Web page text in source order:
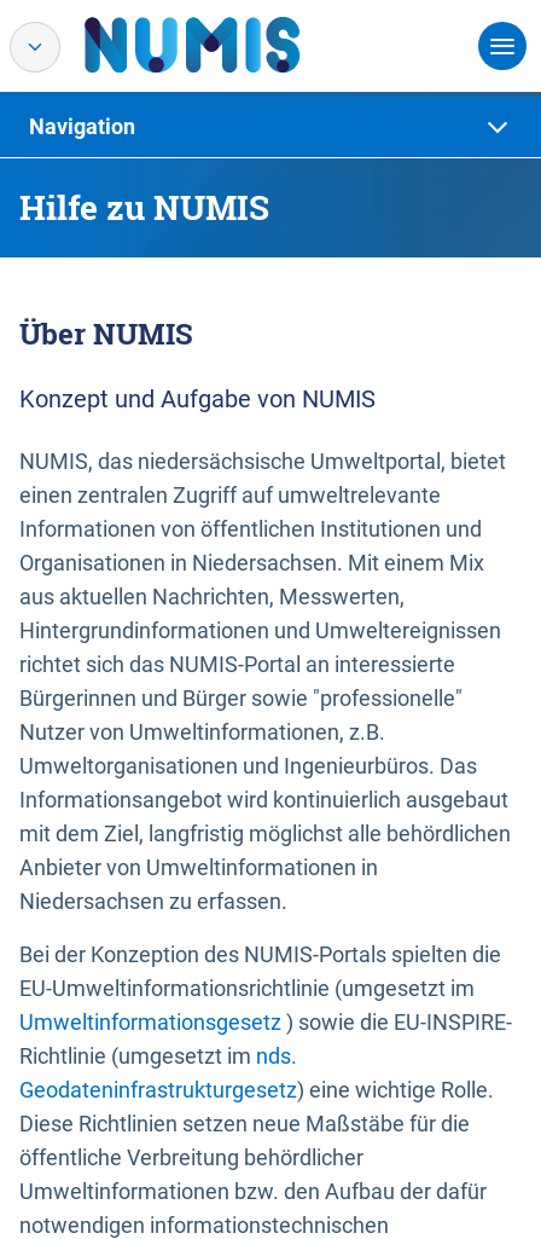
Hilfe zu NUMIS
Navigation
Über NUMIS
Konzept und Aufgabe von NUMIS
NUMIS, das niedersächsische Umweltportal, bietet
einen zentralen Zugriff auf umweltrelevante
Informationen von öffentlichen Institutionen und
Organisationen in Niedersachsen. Mit einem Mix
aus aktuellen Nachrichten, Messwerten,
Hintergrundinformationen und Umweltereignissen
richtet sich das NUMIS-Portal an interessierte
Bürgerinnen und Bürger sowie "professionelle"
Nutzer von Umweltinformationen, z.B.
Umweltorganisationen und Ingenieurbüros. Das
Informationsangebot wird kontinuierlich ausgebaut
mit dem Ziel, langfristig möglichst alle behördlichen
Anbieter von Umweltinformationen in
Niedersachsen zu erfassen.
Bei der Konzeption des NUMIS-Portals spielten die
EU-Umweltinformationsrichtlinie (umgesetzt im
Umweltinformationsgesetz) sowie die EU-INSPIRE-
Richtlinie (umgesetzt im nds.
Geodateninfrastrukturgesetz) eine wichtige Rolle.
Diese Richtlinien setzen neue Maßstäbe für die
öffentliche Verbreitung behördlicher
Umweltinformationen bzw. den Aufbau der dafür
notwendigen informationstechnischen